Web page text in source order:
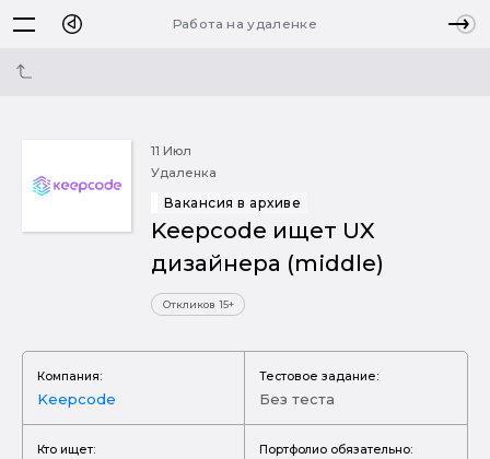
Работа на удаленке
11 Июл
Удаленка
Вакансия в архиве
Keepcode ищет UX
дизайнера (middle)
Откликов 15+
Компания:
Keepcode
Тестовое задание:
Без теста
Кто ищет: Портфолио обязательно: